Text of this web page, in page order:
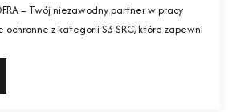
– Twój niezawodny partner w pracy
ochronne z kategorii S3 SRC, które zapewni